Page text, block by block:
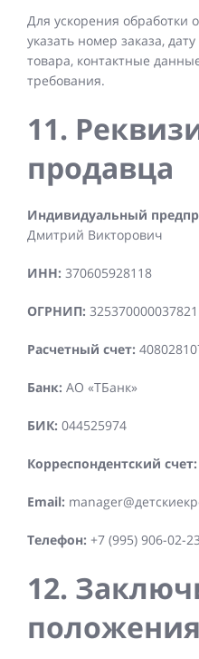
Для ускорения обработки
указать номер заказа,
товара, контактные
требования.
11.
продавца
Индивидуальный
Дмитрий Викторович
ИНН: 370605928118
ОГРНИП: 325370000037821
Расчетный счет:
Банк: АО «ТБанк»
БИК: 044525974
Корреспондентский счет:
Email:
Телефон: +7 (995) 906-02-23
12.
положения